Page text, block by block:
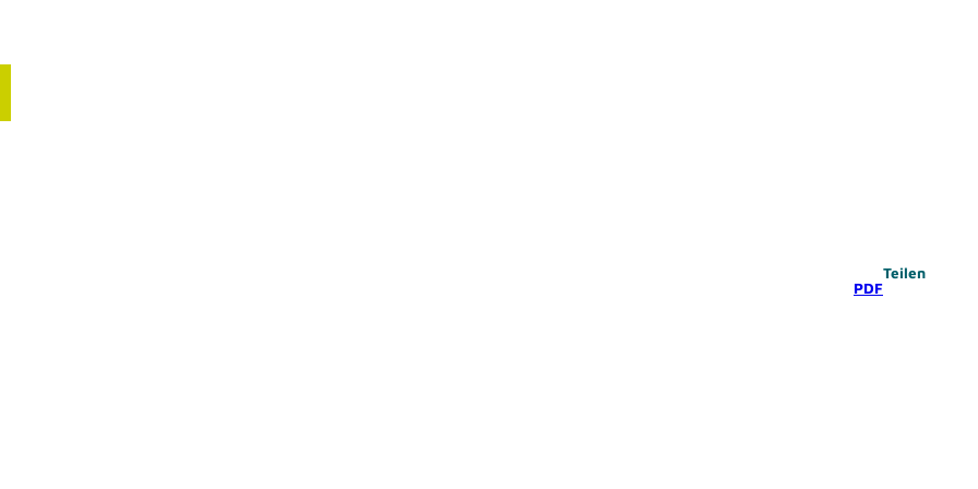
PDF
Teilen